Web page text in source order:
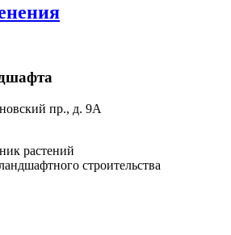
пр., д. 9А
растений
строительства